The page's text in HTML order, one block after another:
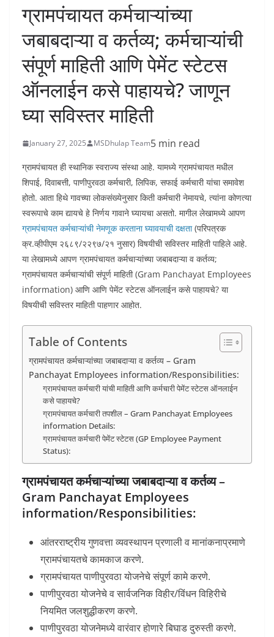
ग्रामपंचायत कर्मचाऱ्यांच्या
जबाबदाऱ्या व कर्तव्य; कर्मचाऱ्यांची
संपूर्ण माहिती आणि पेमेंट स्टेटस
ऑनलाईन कसे पाहायचे? जाणून
घ्या सविस्तर माहिती
January 27, 2025 MSDhulap Team5 min read
ग्रामपंचायत ही स्थानिक स्वराज्य संस्था आहे. यामध्ये ग्रामपंचायत मधील
शिपाई, दिवाबत्ती, पाणीपुरवठा कर्मचारी, लिपिक, सफाई कर्मचारी यांचा समावेश
होतो. आता हिथे गावच्या लोकसंख्येनुसार किती कर्मचारी नेमायचे, त्यांना कोणत्या
स्वरूपाचे काम द्यायचे हे निर्णय गावाने घ्यायचा असतो. मागील लेखामध्ये आपण
ग्रामपंचायत कर्मचाऱ्यांची नेमणूक करताना घ्यावयाची दक्षता(परिपत्रक
क्र.व्हीपीएम २६८९/२२९७/२१ नुसार) विषयीची सविस्तर माहिती पाहिले आहे.
या लेखामध्ये आपण ग्रामपंचायत कर्मचाऱ्यांच्या जबाबदाऱ्या व कर्तव्य;
ग्रामपंचायत कर्मचाऱ्यांची संपूर्ण माहिती (Gram Panchayat Employees
information) आणि आणि पेमेंट स्टेटस ऑनलाईन कसे पाहायचे? या
विषयीची सविस्तर माहिती पाहणार आहोत.
Table of Contents
ग्रामपंचायत कर्मचाऱ्यांच्या जबाबदाऱ्या व कर्तव्य – Gram
Panchayat Employees information/Responsibilities:
ग्रामपंचायत कर्मचारी यांची माहिती आणि कर्मचारी पेमेंट स्टेटस ऑनलाईन
कसे पाहायचे?
ग्रामपंचायत कर्मचारी तपशील – Gram Panchayat Employees
information Details:
ग्रामपंचायत कर्मचारी पेमेंट स्टेटस (GP Employee Payment
Status):
ग्रामपंचायत कर्मचाऱ्यांच्या जबाबदाऱ्या व कर्तव्य –
Gram Panchayat Employees
information/Responsibilities:
आंतरराष्ट्रीय गुणवत्ता व्यवस्थापन प्रणाली व मानांकनाप्रमाणे
ग्रामपंचायतचे कामकाज करणे.
ग्रामपंचायत पाणीपुरवठा योजनेचे संपूर्ण कामे करणे.
पाणीपुरवठा योजनेचे व सार्वजनिक विहीर/विंधन विहिरीचे
नियमित जलशुद्धीकरण करणे.
पाणीपुरवठा योजनेमध्ये वारंवार होणारे बिघाड दुरुस्ती करणे.